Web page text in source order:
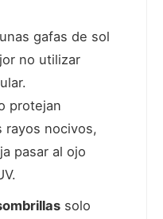
gafas de sol
no utilizar
protejan
rayos nocivos,
pasar al ojo
solo